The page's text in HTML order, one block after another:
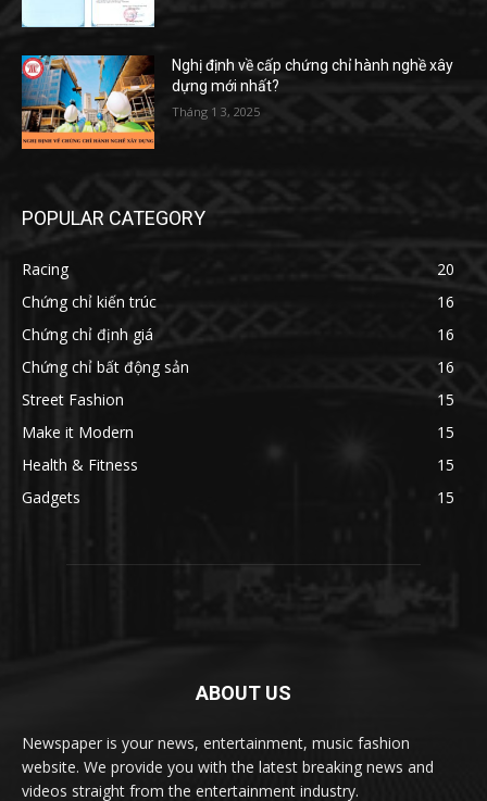
Nghị định về cấp chứng chỉ hành nghề xây
dựng mới nhất?
Tháng 1 3, 2025
POPULAR CATEGORY
Racing
20
Chứng chỉ kiến trúc
16
Chứng chỉ định giá
16
Chứng chỉ bất động sản
16
Street Fashion
15
Make it Modern
15
Health & Fitness
15
Gadgets
15
ABOUT US
Newspaper is your news, entertainment, music fashion
website. We provide you with the latest breaking news and
videos straight from the entertainment industry.